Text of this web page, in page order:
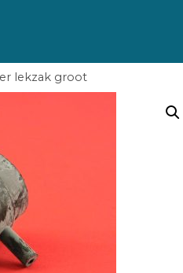
lekzak groot